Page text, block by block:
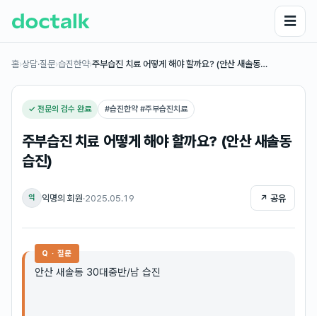
☰
홈›상담·질문›습진한약›주부습진 치료 어떻게 해야 할까요? (안산 새솔동…
✓ 전문의 검수 완료 #습진한약 #주부습진치료
주부습진 치료 어떻게 해야 할까요? (안산 새솔동
습진)
익 익명의 회원·2025.05.19 ↗ 공유
Q · 질문
안산 새솔동 30대중반/남 습진